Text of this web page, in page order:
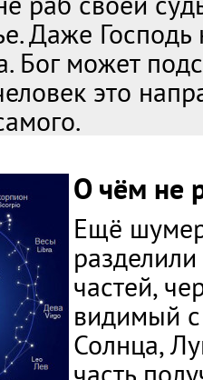
Даже Господь
Бог может
это
О чём не
Ещё
частей,
видимый с
Солнца,